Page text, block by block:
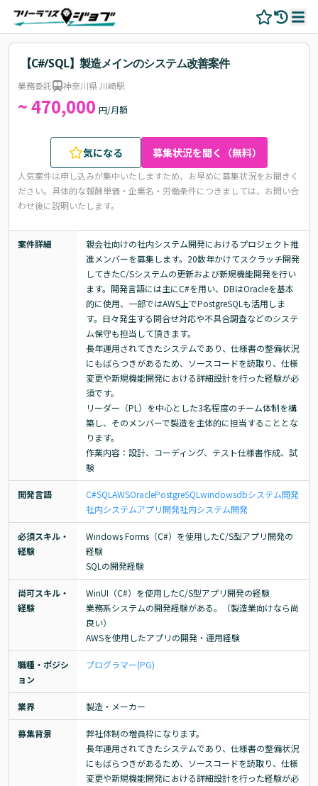
【C#/SQL】製造メインのシステム改善案件
業務委託 神奈川県 川崎駅
~ 470,000 円/月額
気になる 募集状況を聞く（無料）
人気案件は申し込みが集中いたしますため、お早めに募集状況をお聞きく
ださい。 具体的な報酬単価・企業名・労働条件につきましては、お問い合
わせ後に説明いたします。
案件詳細
親会社向けの社内システム開発におけるプロジェクト推
進メンバーを募集します。20数年かけてスクラッチ開発
してきたC/Sシステムの更新および新規機能開発を行い
ます。開発言語には主にC#を用い、DBはOracleを基本
的に使用、一部ではAWS上でPostgreSQLも活用しま
す。日々発生する問合せ対応や不具合調査などのシステ
ム保守も担当して頂きます。
長年運用されてきたシステムであり、仕様書の整備状況
にもばらつきがあるため、ソースコードを読取り、仕様
変更や新規機能開発における詳細設計を行った経験が必
須です。
リーダー（PL）を中心とした3名程度のチーム体制を構
築し、そのメンバーで製造を主体的に担当することとな
ります。
作業内容：設計、コーディング、テスト仕様書作成、試
験
開発言語 C#SQL AWSOraclePostgreSQL windowsdbシステム開発
社内システムアプリ開発社内システム開発
必須スキル・
経験
Windows Forms（C#）を使用したC/S型アプリ開発の
経験
SQLの開発経験
尚可スキル・
経験
WinUI（C#）を使用したC/S型アプリ開発の経験
業務系システムの開発経験がある。（製造業向けなら尚
良い）
AWSを使用したアプリの開発・運用経験
職種・ポジシ
ョン
プログラマー(PG)
業界 製造・メーカー
募集背景
弊社体制の増員枠になります。
長年運用されてきたシステムであり、仕様書の整備状況
にもばらつきがあるため、ソースコードを読取り、仕様
変更や新規機能開発における詳細設計を行った経験が必